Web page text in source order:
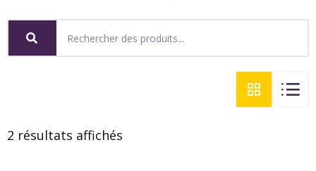
2 résultats affichés